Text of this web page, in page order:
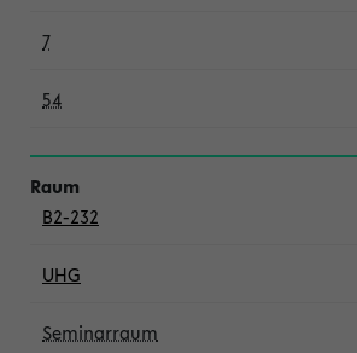
7
54
B2-232
UHG
Seminarraum